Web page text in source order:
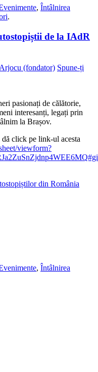
, Întâlnirea
.
de la IAdR
(fondator) Spune-ți
pasionați de călătorie,
interesanți, legați prin
la Brașov.
click pe link-ul acesta
viewform?
din România
, Întâlnirea